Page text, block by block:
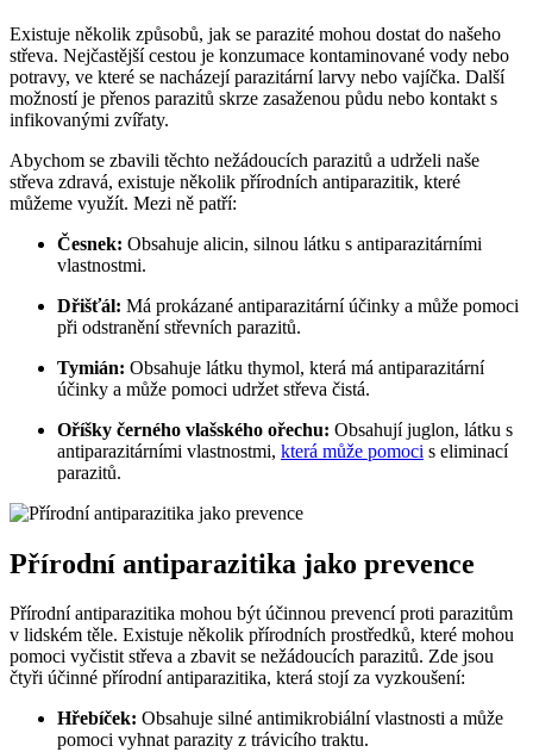
Existuje několik způsobů, jak se parazité mohou dostat do našeho
střeva. Nejčastější cestou je konzumace kontaminované vody nebo
potravy, ve které se nacházejí parazitární larvy nebo vajíčka. Další
možností je přenos parazitů skrze zasaženou půdu nebo kontakt s
infikovanými zvířaty.
Abychom se zbavili těchto nežádoucích parazitů a udrželi naše
střeva zdravá, existuje několik přírodních antiparazitik, které
můžeme využít. Mezi ně patří:
Česnek: Obsahuje alicin, silnou látku s antiparazitárními
vlastnostmi.
Dřišťál: Má prokázané antiparazitární účinky a může pomoci
při odstranění střevních parazitů.
Tymián: Obsahuje látku thymol, která má antiparazitární
účinky a může pomoci udržet střeva čistá.
Oříšky černého vlašského ořechu: Obsahují juglon, látku s
antiparazitárními vlastnostmi, která může pomoci s eliminací
parazitů.
Přírodní antiparazitika jako prevence
Přírodní antiparazitika mohou být účinnou prevencí proti parazitům
v lidském těle. Existuje několik přírodních prostředků, které mohou
pomoci vyčistit střeva a zbavit se nežádoucích parazitů. Zde jsou
čtyři účinné přírodní antiparazitika, která stojí za vyzkoušení:
Hřebíček: Obsahuje silné antimikrobiální vlastnosti a může
pomoci vyhnat parazity z trávicího traktu.